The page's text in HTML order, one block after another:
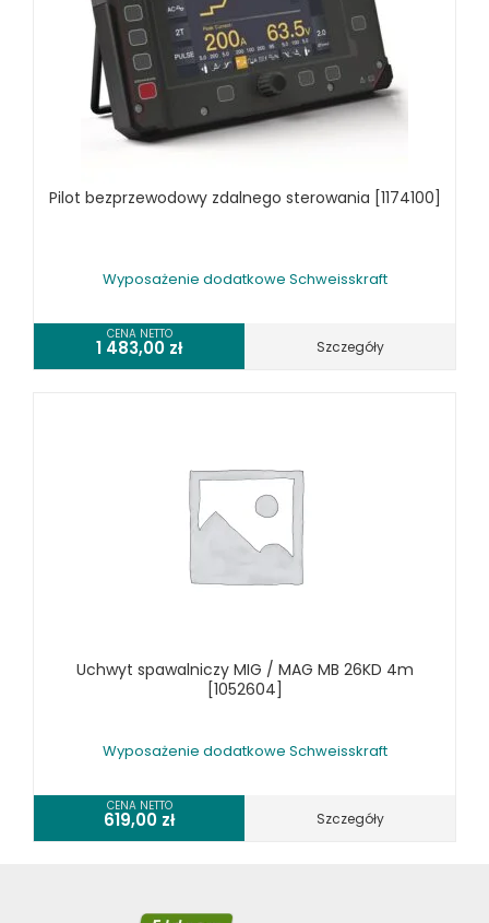
Pilot bezprzewodowy zdalnego sterowania [1174100]
Wyposażenie dodatkowe Schweisskraft
CENA NETTO
1 483,00 zł Szczegóły
Uchwyt spawalniczy MIG / MAG MB 26KD 4m
[1052604]
Wyposażenie dodatkowe Schweisskraft
CENA NETTO
619,00 zł Szczegóły